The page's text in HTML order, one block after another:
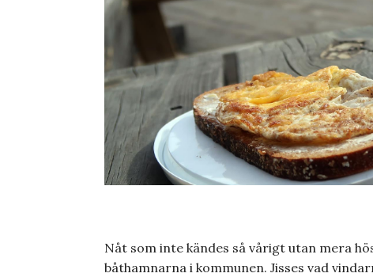
Nåt som inte kändes så vårigt utan mera
båthamnarna i kommunen. Jisses vad